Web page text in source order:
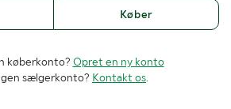
Køber
køberkonto? Opret en ny konto
sælgerkonto? Kontakt os